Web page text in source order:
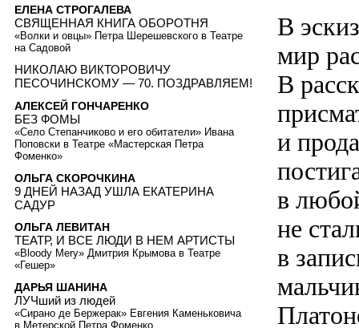
В
мир
В
и
в
не
в
ЕЛЕНА СТРОГАЛЕВА
СВЯЩЕННАЯ КНИГА ОБОРОТНЯ
«Волки и овцы» Петра Шерешевского в Театре
на Садовой
НИКОЛАЮ ВИКТОРОВИЧУ
ПЕСОЧИНСКОМУ — 70. ПОЗДРАВЛЯЕМ!
АЛЕКСЕЙ ГОНЧАРЕНКО
БЕЗ ФОМЫ
«Село Степанчиково и его обитатели» Ивана
Поповски в Театре «Мастерская Петра
Фоменко»
ОЛЬГА СКОРОЧКИНА
9 ДНЕЙ НАЗАД УШЛА ЕКАТЕРИНА
САДУР
ОЛЬГА ЛЕВИТАН
ТЕАТР, И ВСЕ ЛЮДИ В НЕМ АРТИСТЫ
«Bloody Mery» Дмитрия Крымова в Театре
«Гешер»
ДАРЬЯ ШАНИНА
ЛУЧший из людей
«Сирано де Бержерак» Евгения Каменьковича
в Метерской Петра Фоменко